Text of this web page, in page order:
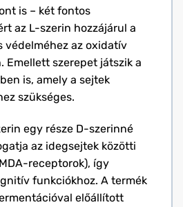
is – két fontos
az L-szerin hozzájárul a
védelméhez az oxidatív
Emellett szerepet játszik a
is, amely a sejtek
szükséges.
egy része D-szerinné
az idegsejtek közötti
receptorok), így
funkciókhoz. A termék
előállított